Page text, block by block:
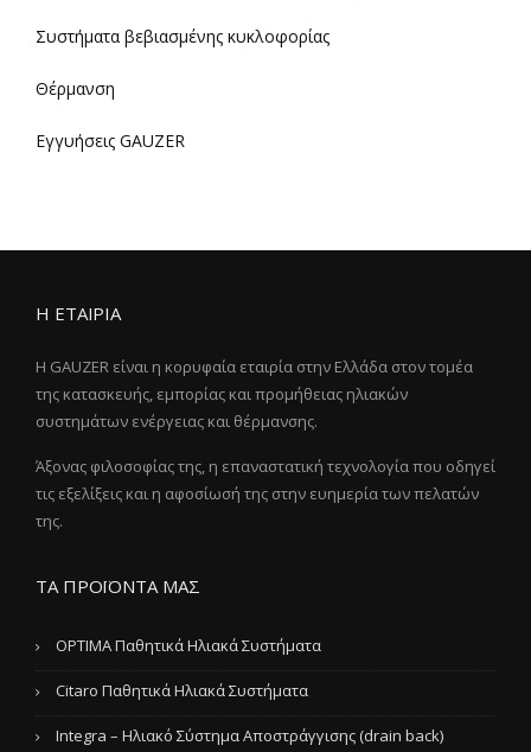
Συστήματα βεβιασμένης κυκλοφορίας
Θέρμανση
Εγγυήσεις GAUZER
Η ΕΤΑΙΡΙΑ
Η GAUZER είναι η κορυφαία εταιρία στην Ελλάδα στον τομέα
της κατασκευής, εμπορίας και προμήθειας ηλιακών
συστημάτων ενέργειας και θέρμανσης.
Άξονας φιλοσοφίας της, η επαναστατική τεχνολογία που οδηγεί
τις εξελίξεις και η αφοσίωσή της στην ευημερία των πελατών
της.
ΤΑ ΠΡΟΪΟΝΤΑ ΜΑΣ
OPTIMA Παθητικά Ηλιακά Συστήματα
Citaro Παθητικά Ηλιακά Συστήματα
Integra – Ηλιακό Σύστημα Αποστράγγισης (drain back)